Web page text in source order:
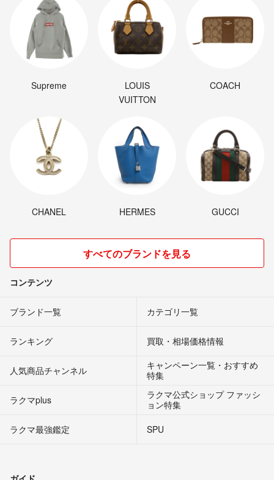
Supreme
LOUIS
VUITTON
COACH
CHANEL HERMES GUCCI
すべてのブランドを見る
コンテンツ
ブランド一覧 カテゴリ一覧
ランキング 買取・相場価格情報
人気商品チャンネル
キャンペーン一覧・おすすめ
特集
ラクマplus
ラクマ公式ショップ ファッシ
ョン特集
ラクマ最強鑑定
SPU